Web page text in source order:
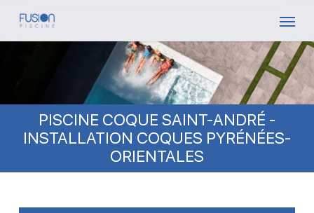
Skip
PISCINE COQUE SAINT-ANDRÉ -
INSTALLATION COQUES PYRÉNÉES-
ORIENTALES